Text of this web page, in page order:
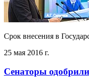
Срок внесения в
25 мая 2016 г.
Сенаторы